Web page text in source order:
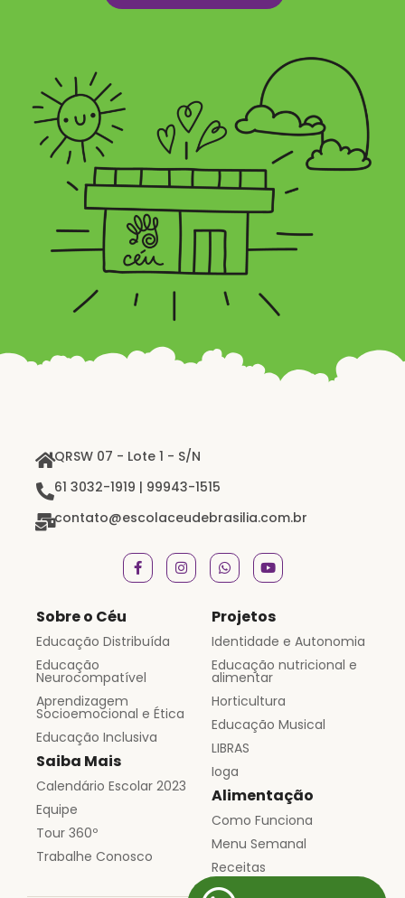
QRSW 07 - Lote 1 - S/N
61 3032-1919 | 99943-1515
contato@escolaceudebrasilia.com.br
Sobre o Céu
Educação Distribuída
Educação
Neurocompatível
Aprendizagem
Socioemocional e Ética
Educação Inclusiva
Saiba Mais
Calendário Escolar 2023
Equipe
Tour 360º
Trabalhe Conosco
Projetos
Identidade e Autonomia
Educação nutricional e
alimentar
Horticultura
Educação Musical
LIBRAS
Ioga
Alimentação
Como Funciona
Menu Semanal
Receitas